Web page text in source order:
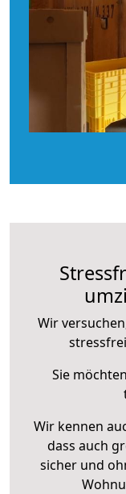
Wir
Sie
Wir kennen
dass auch
sicher und